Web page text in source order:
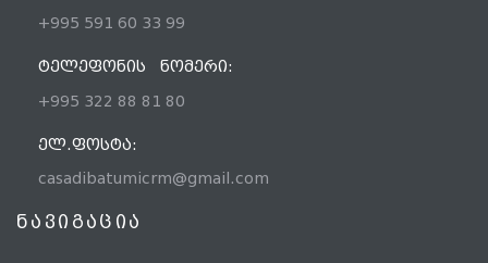
+995 591 60 33 99
ᲢᲔᲚᲔᲤᲝᲜᲘᲡ ᲜᲝᲛᲔᲠᲘ:
+995 322 88 81 80
ᲔᲚ.ᲤᲝᲡᲢᲐ:
casadibatumicrm@gmail.com
ნავიგაცია